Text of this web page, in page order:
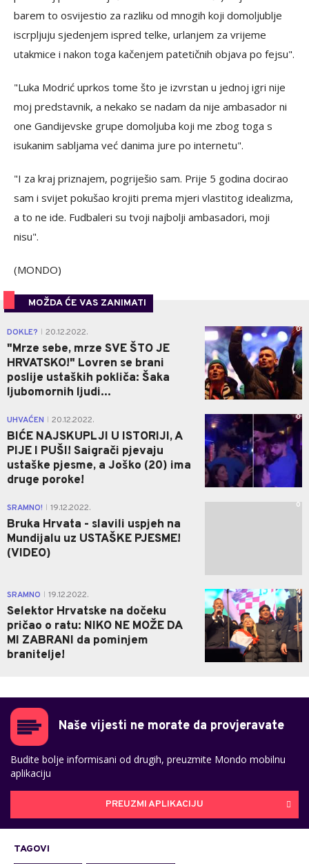
barem to osvijestio za razliku od mnogih koji domoljublje
iscrpljuju sjedenjem ispred telke, urlanjem za vrijeme
utakmice i nakon toga kačenjem patetičnih objava po fejsu".
"Luka Modrić uprkos tome što je izvrstan u jednoj igri nije
moj predstavnik, a nekako se nadam da nije ambasador ni
one Gandijevske grupe domoljuba koji me zbog toga s
isukanim sabljama već danima jure po internetu".
"I za kraj priznajem, pogriješio sam. Prije 5 godina docirao
sam i svijet pokušao krojiti prema mjeri vlastitog idealizma,
a to ne ide. Fudbaleri su tvoji najbolji ambasadori, moji
nisu".
(MONDO)
MOŽDA ĆE VAS ZANIMATI
DOKLE? 20.12.2022.
"Mrze sebe, mrze SVE ŠTO JE
HRVATSKO!" Lovren se brani
poslije ustaških pokliča: Šaka
ljubomornih ljudi...
0
UHVAĆEN 20.12.2022.
BIĆE NAJSKUPLJI U ISTORIJI, A
PIJE I PUŠI! Saigrači pjevaju
ustaške pjesme, a Joško (20) ima
druge poroke!
0
SRAMNO! 19.12.2022.
Bruka Hrvata - slavili uspjeh na
Mundijalu uz USTAŠKE PJESME!
(VIDEO)
0
SRAMNO 19.12.2022.
Selektor Hrvatske na dočeku
pričao o ratu: NIKO NE MOŽE DA
MI ZABRANI da pominjem
branitelje!
4
Naše vijesti ne morate da provjeravate
Budite bolje informisani od drugih, preuzmite Mondo mobilnu
aplikaciju
PREUZMI APLIKACIJU
TAGOVI